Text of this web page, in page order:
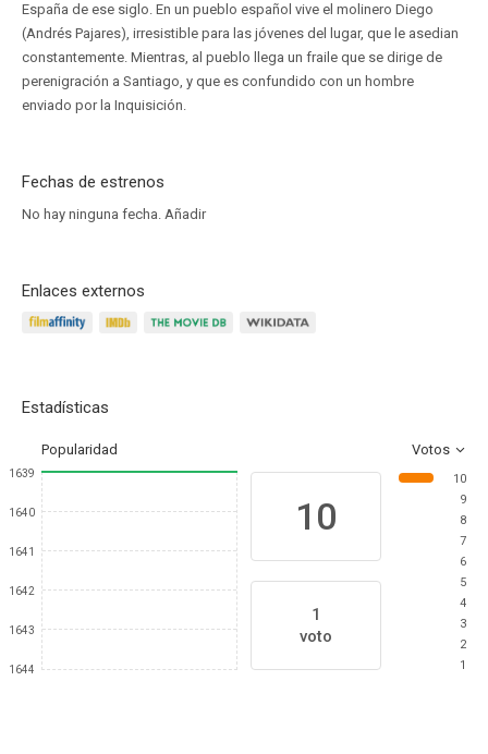
España de ese siglo. En un pueblo español vive el molinero Diego
(Andrés Pajares), irresistible para las jóvenes del lugar, que le asedian
constantemente. Mientras, al pueblo llega un fraile que se dirige de
perenigración a Santiago, y que es confundido con un hombre
enviado por la Inquisición.
Fechas de estrenos
No hay ninguna fecha. Añadir
Enlaces externos
Estadísticas
Popularidad Votos
1639
1640
1641
1642
1643
1644
10
1
voto
10
9
8
7
6
5
4
3
2
1